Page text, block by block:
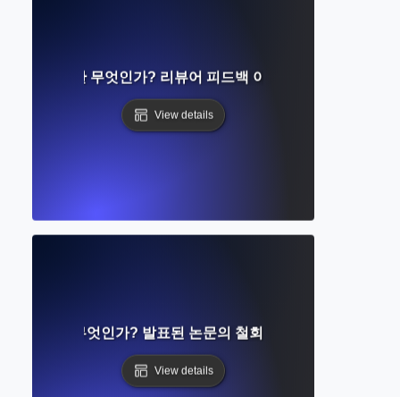
의 거절이란 무엇인가? 리뷰어 피드백 이해하기 및 수정 방법
View details
랙션이란 무엇인가? 발표된 논문의 철회 및 그 의미 이해
View details